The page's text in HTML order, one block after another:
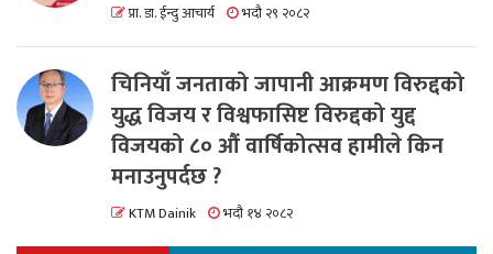
प्रा. डा. ईन्दु आचार्य भदौ २९ २०८२
चिनियाँ जनताको जापानी आक्रमण विरुद्दको
युद्ध विजय र विश्वफासिष्ट विरुद्दको युद्द
विजयको ८० औं वार्षिकोत्सव हामीले किन
मनाउनुपर्दछ ?
KTM Dainik भदौ १४ २०८२